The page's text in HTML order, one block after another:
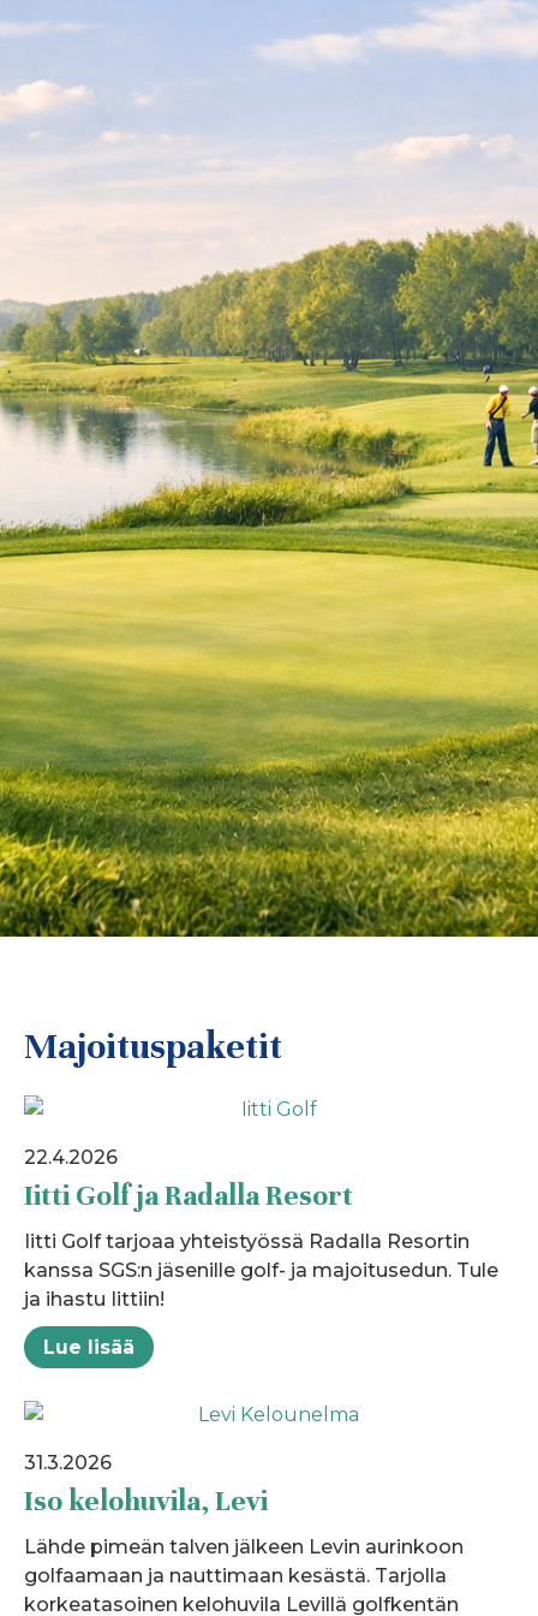
Majoituspaketit
22.4.2026
Iitti Golf ja Radalla Resort
Iitti Golf tarjoaa yhteistyössä Radalla Resortin
kanssa SGS:n jäsenille golf- ja majoitusedun. Tule
ja ihastu Iittiin!
Lue lisää
31.3.2026
Iso kelohuvila, Levi
Lähde pimeän talven jälkeen Levin aurinkoon
golfaamaan ja nauttimaan kesästä. Tarjolla
korkeatasoinen kelohuvila Levillä golfkentän